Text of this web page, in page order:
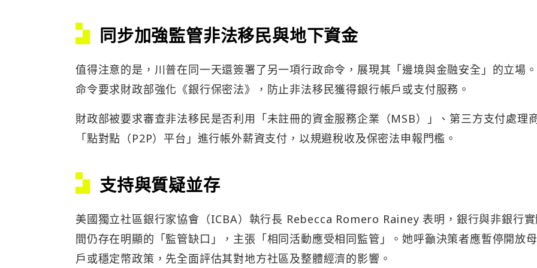
同步加強監管非法移民與地下資金
值得注意的是，川普在同一天還簽署了另一項行政命令，展現其「邊境與金融安全」的立場
命令要求財政部強化《銀行保密法》，防止非法移民獲得銀行帳戶或支付服務。
財政部被要求審查非法移民是否利用「未註冊的資金服務企業（MSB）」、第三方支付處理
「點對點（P2P）平台」進行帳外薪資支付，以規避稅收及保密法申報門檻。
支持與質疑並存
美國獨立社區銀行家協會（ICBA）執行長 Rebecca Romero Rainey 表明，銀行與非銀行
間仍存在明顯的「監管缺口」，主張「相同活動應受相同監管」。她呼籲決策者應暫停開放
戶或穩定幣政策，先全面評估其對地方社區及整體經濟的影響。